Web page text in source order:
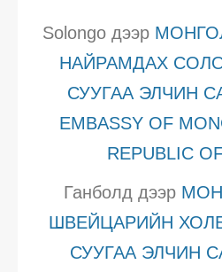
Solongo дээр
НАЙРАМДАХ
СУУГАА ЭЛЧИН
EMBASSY OF
REPUBLIC
Ганболд дээр
ШВЕЙЦАРИЙН
СУУГАА ЭЛЧИН